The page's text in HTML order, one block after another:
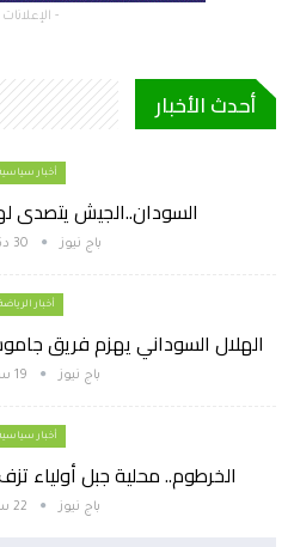
- الإعلانات -
أحدث الأخبار
أخبار
السودان..الجيش يتصدى
باج نيوز 30 دقيقة منذ
أخبار
الهلال السوداني يهزم فريق
باج نيوز 19 ساعة منذ
أخبار
الخرطوم.. محلية جبل أولياء
باج نيوز 22 ساعة منذ